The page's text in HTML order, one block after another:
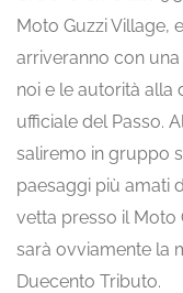
Moto Guzzi Village,
arriveranno con
noi e le autorità alla
ufficiale del Passo.
saliremo in gruppo
paesaggi più amati
vetta presso il Moto
sarà ovviamente la
Duecento Tributo.